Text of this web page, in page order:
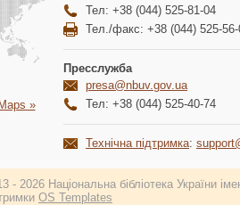
»
Тел: +38 (044) 525-81-04
Тел./факс: +38 (044) 525-56-
Пресслужба
presa@nbuv.gov.ua
Тел: +38 (044) 525-40-74
Технічна підтримка:
2026 Національна бібліотека України
OS Templates